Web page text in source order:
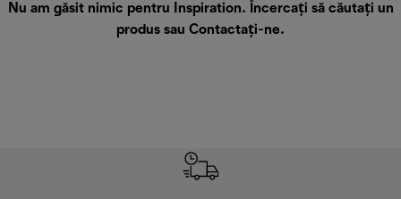
Nu am găsit nimic pentru Inspiration. Încercați să căutați un
produs sau Contactați-ne.